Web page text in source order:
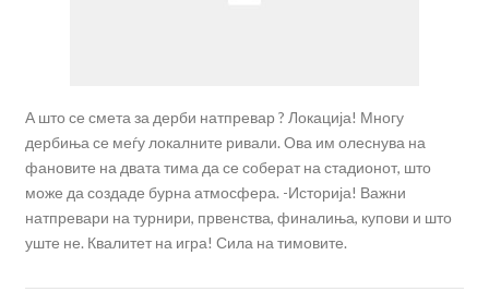
А што се смета за дерби натпревар ? Локација! Многу
дербиња се меѓу локалните ривали. Ова им олеснува на
фановите на двата тима да се соберат на стадионот, што
може да создаде бурна атмосфера. -Историја! Важни
натпревари на турнири, првенства, финалиња, купови и што
уште не. Квалитет на игра! Сила на тимовите.